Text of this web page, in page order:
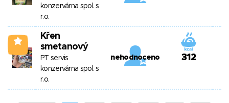
konzervárna spol. s
r.o.
4
Křen
smetanový
PT servis
konzervárna spol. s
r.o.
nehodnoceno 312